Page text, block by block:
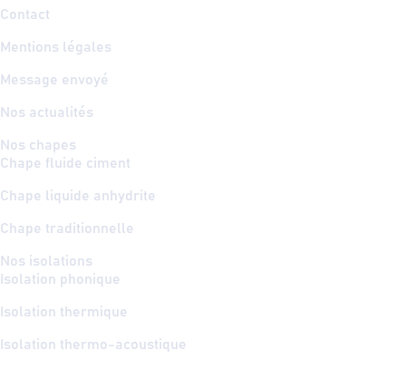
Contact
Mentions légales
Message envoyé
Nos actualités
Nos chapes
Chape fluide ciment
Chape liquide anhydrite
Chape traditionnelle
Nos isolations
Isolation phonique
Isolation thermique
Isolation thermo-acoustique